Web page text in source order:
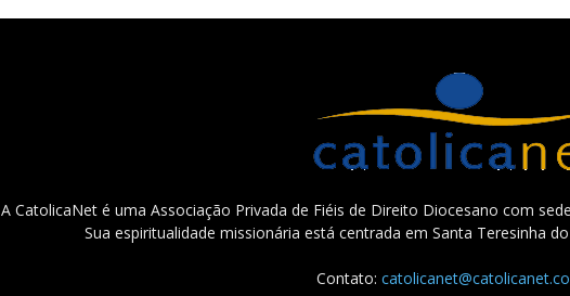
A CatolicaNet é uma Associação Privada de Fiéis de Direito Diocesano com
Sua espiritualidade missionária está centrada em Santa Teresinha
Contato: